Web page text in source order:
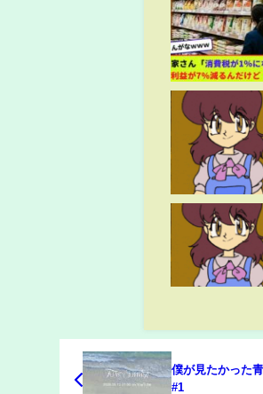
僕が見たかった
#1